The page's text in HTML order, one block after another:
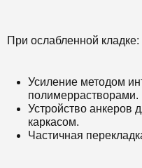
При ослабленной кладке:
Усиление методом
полимеррастворами.
Устройство анкеров
каркасом.
Частичная